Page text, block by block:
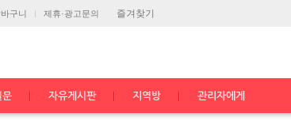
즐겨찾기
구니 제휴·광고문의
문 자유게시판 지역방 관리자에게